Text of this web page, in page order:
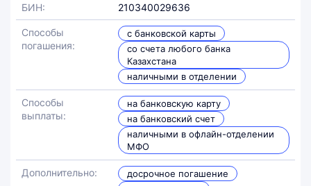
БИН: 210340029636
Способы
погашения:
с банковской карты
со счета любого банка
Казахстана
наличными в отделении
Способы
выплаты:
на банковскую карту
на банковский счет
наличными в офлайн-отделении
МФО
Дополнительно:
досрочное погашение